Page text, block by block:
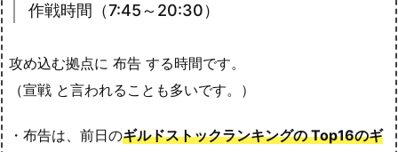
作戦時間（7:45～20:30）
攻め込む拠点に 布告 する時間です。
（宣戦 と言われることも多いです。）
・布告は、前日のギルドストックランキングの Top16のギ